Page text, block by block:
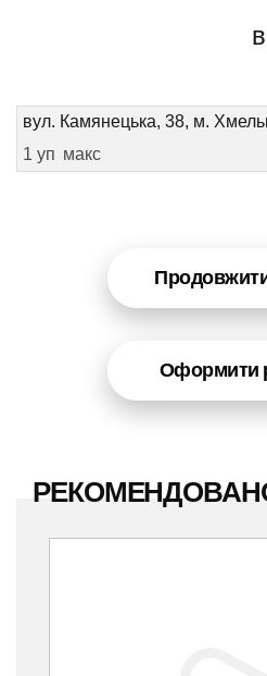
вул. Камянецька, 38, м.
1 уп макс
Оформити